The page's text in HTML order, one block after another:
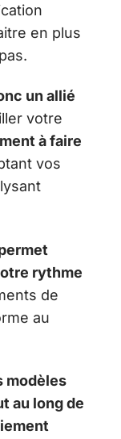
en plus
un allié
votre
à faire
vos
rythme
de
au
modèles
au long de